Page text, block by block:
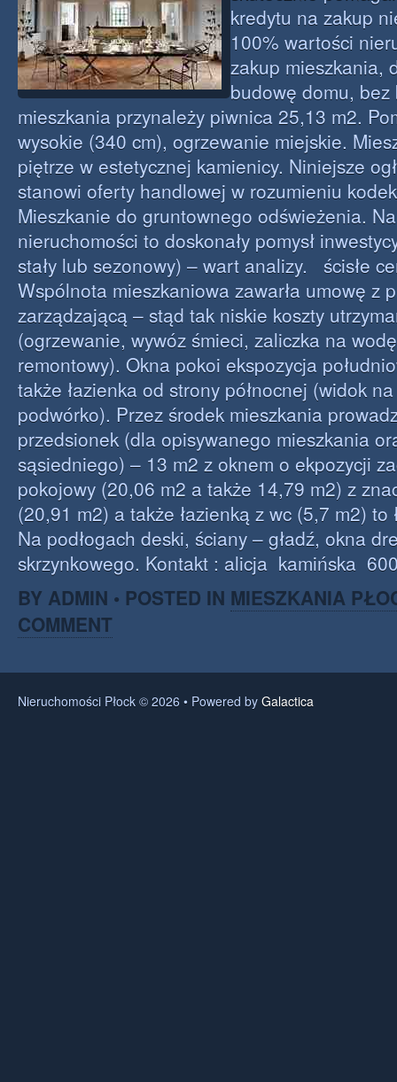
kredytu na zakup
100% wartości
zakup mieszkania,
budowę domu, bez
mieszkania przynależy piwnica 25,13 m2.
wysokie (340 cm), ogrzewanie miejskie.
piętrze w estetycznej kamienicy. Niniejsze
stanowi oferty handlowej w rozumieniu
Mieszkanie do gruntownego odświeżenia.
nieruchomości to doskonały pomysł
stały lub sezonowy) – wart analizy. ścisłe
Wspólnota mieszkaniowa zawarła umowę z
zarządzającą – stąd tak niskie koszty
(ogrzewanie, wywóz śmieci, zaliczka na
remontowy). Okna pokoi ekspozycja
także łazienka od strony północnej (widok
podwórko). Przez środek mieszkania
przedsionek (dla opisywanego mieszkania
sąsiedniego) – 13 m2 z oknem o ekpozycji
pokojowy (20,06 m2 a także 14,79 m2) z
(20,91 m2) a także łazienką z wc (5,7 m2) to
Na podłogach deski, ściany – gładź, okna
skrzynkowego. Kontakt : alicja kamińska
BY ADMIN • POSTED IN MIESZKANIA
COMMENT
Nieruchomości Płock © 2026 • Powered by Galactica